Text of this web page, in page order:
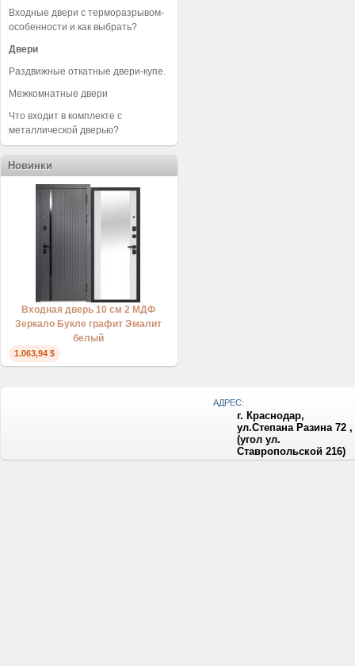
Входные двери с терморазрывом-
особенности и как выбрать?
Двери
Раздвижные откатные двери-купе.
Межкомнатные двери
Что входит в комплекте с
металлической дверью?
Новинки
Входная дверь 10 см 2 МДФ
Зеркало Букле графит Эмалит
белый
1.063,94 $
АДРЕС:
г. Краснодар,
ул.Степана Разина 72 ,
(угол ул.
Ставропольской 216)